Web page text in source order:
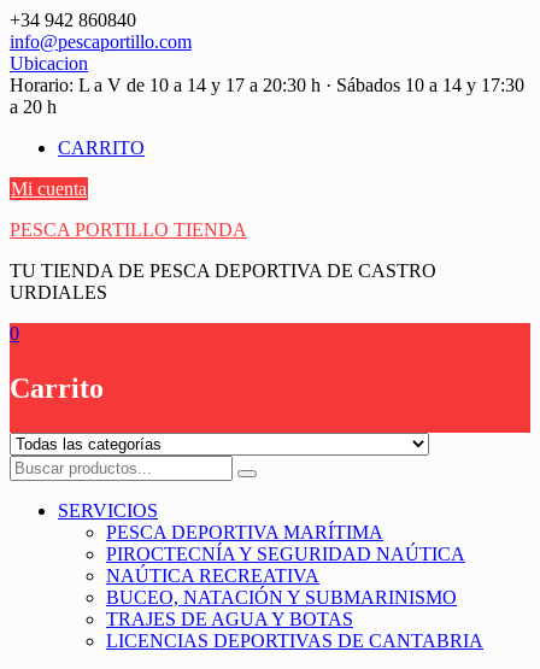
Saltar
contenido
+34 942 860840
info@pescaportillo.com
Ubicacion
Horario: L a V de 10 a 14 y 17 a 20:30 h · Sábados 10 a 14 y 17:30
a 20 h
CARRITO
Mi cuenta
PESCA PORTILLO TIENDA
TU TIENDA DE PESCA DEPORTIVA DE CASTRO
URDIALES
0
Carrito
SERVICIOS
PESCA DEPORTIVA MARÍTIMA
PIROCTECNÍA Y SEGURIDAD NAÚTICA
NAÚTICA RECREATIVA
BUCEO, NATACIÓN Y SUBMARINISMO
TRAJES DE AGUA Y BOTAS
LICENCIAS DEPORTIVAS DE CANTABRIA